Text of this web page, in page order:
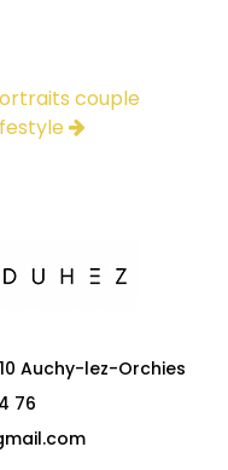
couple
Auchy-lez-Orchies
76